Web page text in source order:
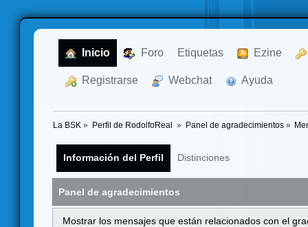
Inicio Foro Etiquetas Ezine
Registrarse Webchat Ayuda
La BSK » Perfil de RodolfoReal » Panel de agradecimientos»
Información del Perfil Distinciones
Panel de agradecimientos
Mostrar los mensajes que están relacionados con el